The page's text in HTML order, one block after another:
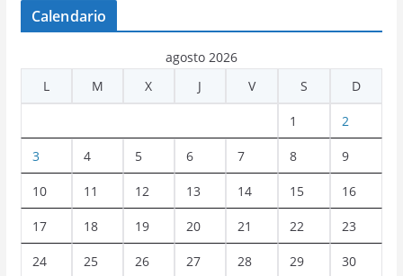
Calendario
agosto 2026
L
M X J V S D
1 2
3 4 5 6 7 8 9
10 11 12 13 14 15 16
17 18 19 20 21 22 23
24 25 26 27 28 29 30